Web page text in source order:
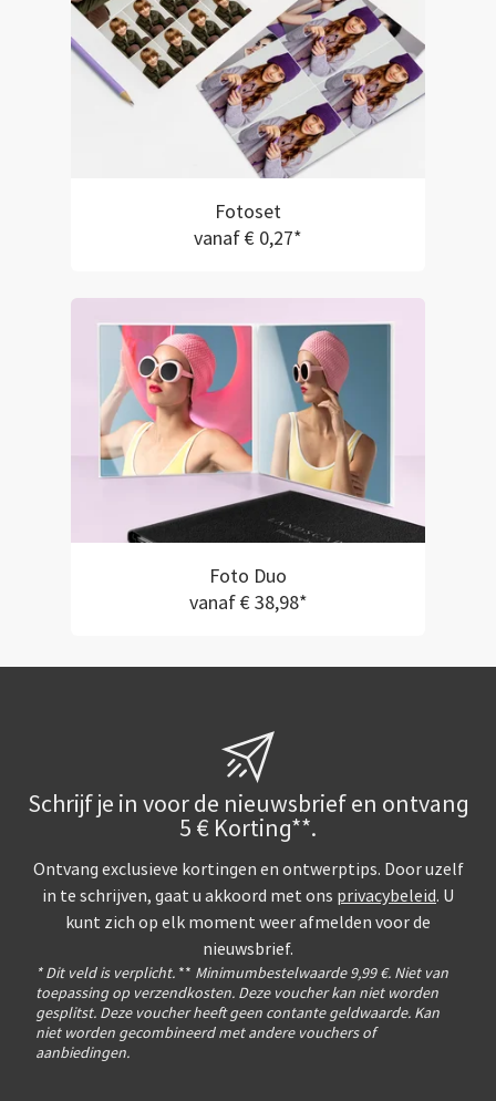
Fotoset
vanaf € 0,27*
Foto Duo
vanaf € 38,98*
Schrijf je in voor de nieuwsbrief en ontvang
5 € Korting**.
Ontvang exclusieve kortingen en ontwerptips. Door uzelf
in te schrijven, gaat u akkoord met ons privacybeleid. U
kunt zich op elk moment weer afmelden voor de
nieuwsbrief.
* Dit veld is verplicht. ** Minimumbestelwaarde 9,99 €. Niet van
toepassing op verzendkosten. Deze voucher kan niet worden
gesplitst. Deze voucher heeft geen contante geldwaarde. Kan
niet worden gecombineerd met andere vouchers of
aanbiedingen.